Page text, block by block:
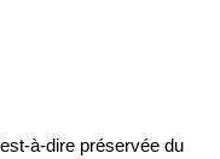
à-dire préservée du